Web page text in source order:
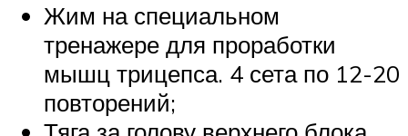
Жим на специальном
тренажере для проработки
мышц трицепса. 4 сета по 12-20
повторений;